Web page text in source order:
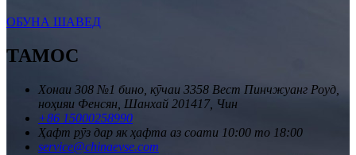
ОБУНА ШАВЕД
ТАМОС
Хонаи 308 №1 бино, кӯчаи 3358 Вест Пинчжуанг Роуд,
ноҳияи Фенсян, Шанхай 201417, Чин
+86 15000258990
Ҳафт рӯз дар як ҳафта аз соати 10:00 то 18:00
service@chinaevse.com